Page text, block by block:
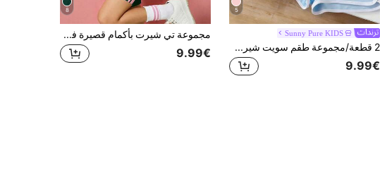
5
Sunny Pure KIDS
2 قطعة/مجموعة طقم سويت شيرت للبنات بطبعة حرف 23 الحلوة، ناعم ومريح، طقم ملابس علوية بأكمام قصيرة وشورتات للارتداء اليومي في الصيف، العودة إلى المدرسة
9.99€
8
مجموعة تي شيرت بأكمام قصيرة فضفاضة وشورت جينز ضيق للفتيات المراهقات، بتصميم مريح وبسيط، بطبعات شريطية خضراء وفيونكة صغيرة، مناسبة للارتداء اليومي، الشارع، الخروج، المنزل، العطلات، الرياضة، العودة للمدرسة، الربيع والصيف
9.99€